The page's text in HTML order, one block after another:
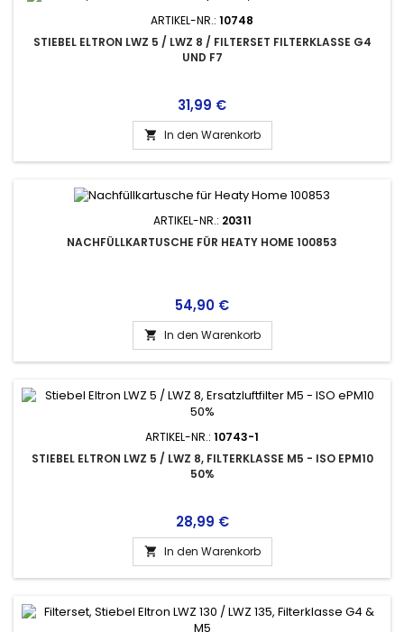
ARTIKEL-NR.: 10748
STIEBEL ELTRON LWZ 5 / LWZ 8 / FILTERSET FILTERKLASSE G4
UND F7
Preis
31,99 €
 In den Warenkorb
ARTIKEL-NR.: 20311
NACHFÜLLKARTUSCHE FÜR HEATY HOME 100853
Preis
54,90 €
 In den Warenkorb
ARTIKEL-NR.: 10743-1
STIEBEL ELTRON LWZ 5 / LWZ 8, FILTERKLASSE M5 - ISO EPM10
50%
Preis
28,99 €
 In den Warenkorb